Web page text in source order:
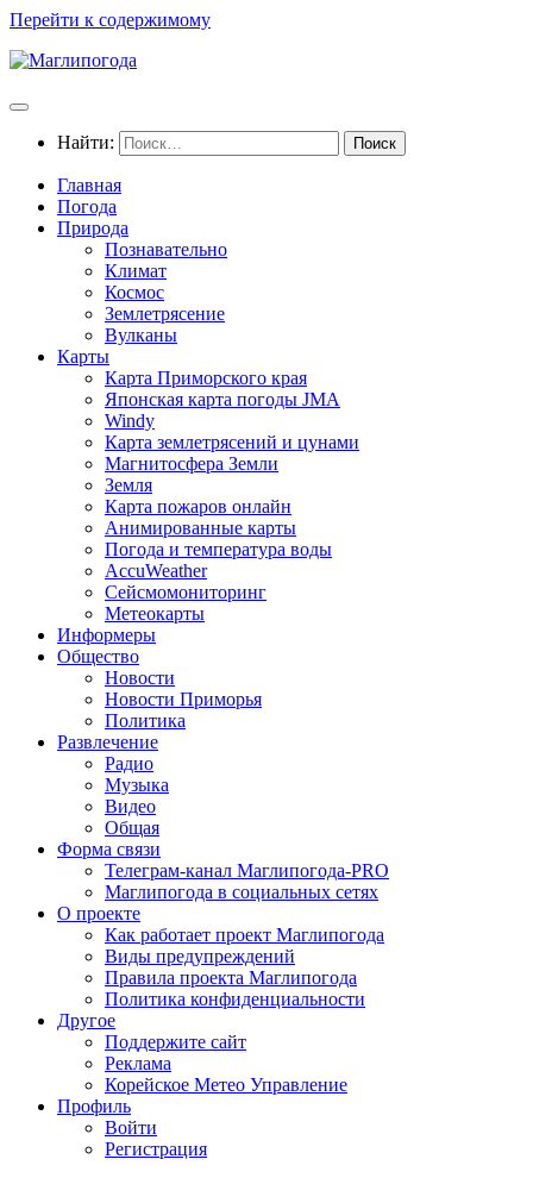
Перейти к содержимому
Найти:
Главная
Погода
Природа
Познавательно
Климат
Космос
Землетрясение
Вулканы
Карты
Карта Приморского края
Японская карта погоды JMA
Windy
Карта землетрясений и цунами
Магнитосфера Земли
Земля
Карта пожаров онлайн
Анимированные карты
Погода и температура воды
AccuWeather
Сейсмомониторинг
Метеокарты
Информеры
Общество
Новости
Новости Приморья
Политика
Развлечение
Радио
Музыка
Видео
Общая
Форма связи
Телеграм-канал Маглипогода-PRO
Маглипогода в социальных сетях
О проекте
Как работает проект Маглипогода
Виды предупреждений
Правила проекта Маглипогода
Политика конфиденциальности
Другое
Поддержите сайт
Реклама
Корейское Метео Управление
Профиль
Войти
Регистрация